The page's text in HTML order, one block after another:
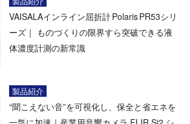
VAISALAインライン屈折計 Polaris PR53シリ
ーズ｜ ものづくりの限界すら突破できる液
体濃度計測の新常識
製品紹介
“聞こえない音”を可視化し、保全と省エネを